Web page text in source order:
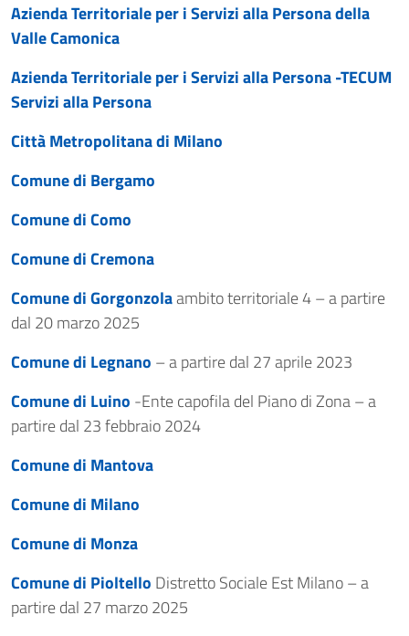
Azienda Territoriale per i Servizi alla Persona della
Valle Camonica
Azienda Territoriale per i Servizi alla Persona -TECUM
Servizi alla Persona
Città Metropolitana di Milano
Comune di Bergamo
Comune di Como
Comune di Cremona
Comune di Gorgonzolaambito territoriale 4 – a partire
dal 20 marzo 2025
Comune di Legnano – a partire dal 27 aprile 2023
Comune di Luino -Ente capofila del Piano di Zona – a
partire dal 23 febbraio 2024
Comune di Mantova
Comune di Milano
Comune di Monza
Comune di Pioltello Distretto Sociale Est Milano – a
partire dal 27 marzo 2025